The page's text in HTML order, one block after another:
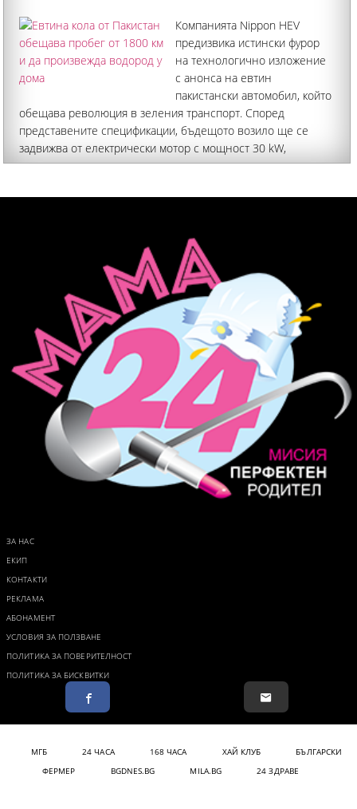
Компанията Nippon HEV
предизвика истински фурор
на технологично изложение
с анонса на евтин
пакистански автомобил, който
обещава революция в зеления транспорт. Според
представените спецификации, бъдещото возило ще се
задвижва от електрически мотор с мощност 30 kW,
развиващ максимална скорост от 90 км/ч
ЗА НАС
ЕКИП
КОНТАКТИ
РЕКЛАМА
АБОНАМЕНТ
УСЛОВИЯ ЗА ПОЛЗВАНЕ
ПОЛИТИКА ЗА ПОВЕРИТЕЛНОСТ
ПОЛИТИКА ЗА БИСКВИТКИ
МГБ 24 ЧАСА 168 ЧАСА ХАЙ КЛУБ
БЪЛГАРСКИ
ФЕРМЕР
BGDNES.BG MILA.BG 24 ЗДРАВЕ